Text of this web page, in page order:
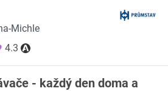
Michle
4.3
- každý den doma a